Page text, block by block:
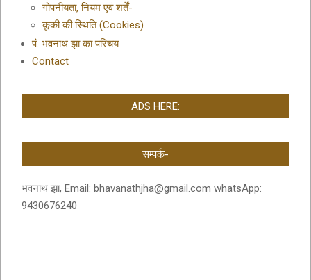
गोपनीयता, नियम एवं शर्तें-
कूकी की स्थिति (Cookies)
पं. भवनाथ झा का परिचय
Contact
ADS HERE:
सम्पर्क-
भवनाथ झा, Email: bhavanathjha@gmail.com whatsApp:
9430676240